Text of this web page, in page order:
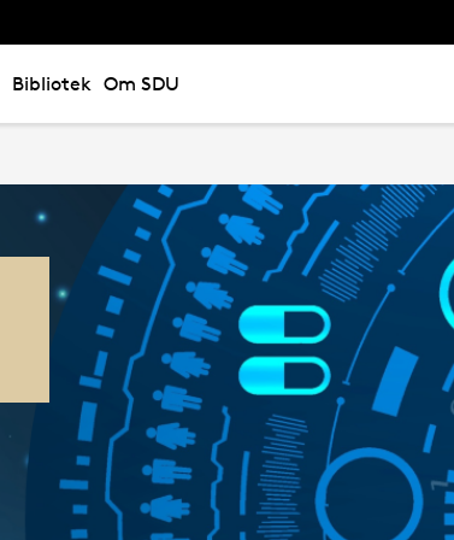
Bibliotek Om SDU